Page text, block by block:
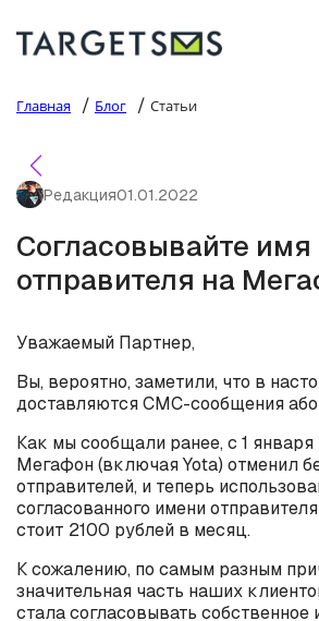
Главная / Блог / Статьи
Редакция01.01.2022
Согласовывайте имя
отправителя на
Уважаемый Партнер,
Вы, вероятно, заметили, что в
доставляются СМС-сообщения
Как мы сообщали ранее, с 1
Мегафон (включая Yota) отменил
отправителей, и теперь
согласованного имени
стоит 2100 рублей в месяц.
К сожалению, по самым разным
значительная часть наших
стала согласовывать собственное